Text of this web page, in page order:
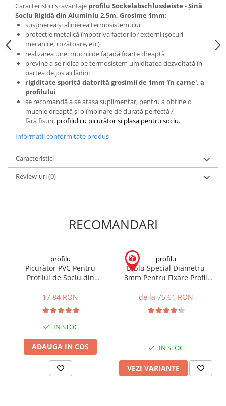
Distanțiere si Pene pentru Nivelare
Adezivi
Produse pentru Curățare
Latex pentru Adezivi și Chituri
Hidroizolații
Accesorii Hidroizolații
Etanșanți Elastici și Adezivi
Etanșanți
Adezivi și Etanșanți
Fund de Rost
Benzi de Etanșare
Impermeabilizări Suprafețe
Hidroizolații Flexibile
Tencuieli și Betoane
Pardoseli și Nivelare Suport
Nivelare Grosieră
Rașini Reparații Fisuri Șapă
Aditivi pentru Șape
Amorse și Promotori de Aderență
Stabilizare Suport
Aditivi pentru Betoane și Mortare
Profile Tencuieli și Glet
Caracteristici și avantaje profilu Sockelabschlussleiste - Șină
Soclu Rigidă din Aluminiu 2.5m, Grosime 1mm:
susținerea și alinierea termosistemului
protecție metalică împotriva factorilor externi (șocuri
mecanice, rozătoare, etc)
realizarea unei muchii de fațadă foarte dreaptă
previne a se ridica pe termosistem umiditatea dezvoltată în
partea de jos a clădirii
rigiditate sporită datorită grosimii de 1mm 'în carne', a
profilului
se recomandă a se atașa suplimentar, pentru a obține o
muchie dreaptă și o îmbinare de durată perfectă /
fără fisuri, profilul cu picurător și plasa pentru soclu.
Informatii conformitate produs
Caracteristici
Review-uri(0)
RECOMANDARI
pröfilu
Picurător PVC Pentru
Profilul de Soclu din
AufsteckProfil G05 2.5m
17,84 RON
IN STOC
ADAUGA IN COS
pröfilu
Diblu Special Diametru
8mm Pentru Fixare Profil
zur SockelProfile 8/60
de la 75,61 RON
IN STOC
VEZI VARIANTE